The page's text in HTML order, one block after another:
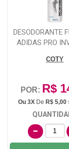
DESODORANTE
ADIDAS PRO
COTY
POR: R$
Ou 3XDe R$ 5,00